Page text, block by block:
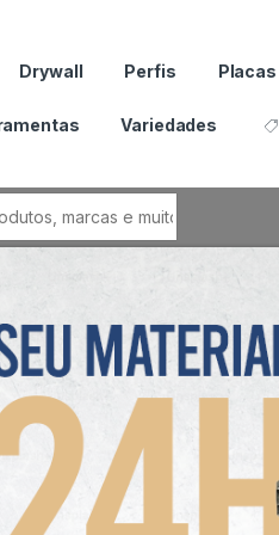
Drywall Perfis Placas
Variedades